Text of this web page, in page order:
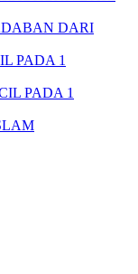
DARI
PADA 1
PADA 1